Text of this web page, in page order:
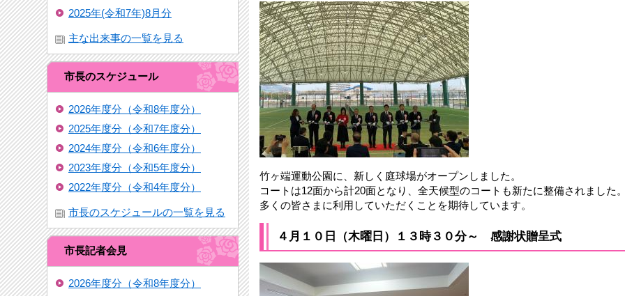
2025年(令和7年)8月分
主な出来事の一覧を見る
市長のスケジュール
2026年度分（令和8年度分）
2025年度分（令和7年度分）
2024年度分（令和6年度分）
2023年度分（令和5年度分）
2022年度分（令和4年度分）
市長のスケジュールの一覧を見る
市長記者会見
2026年度分（令和8年度分）
竹ヶ端運動公園に、新しく庭球場がオープンしました。
コートは12面から計20面となり、全天候型のコートも新たに整備されました。
多くの皆さまに利用していただくことを期待しています。
４月１０日（木曜日）１３時３０分～ 感謝状贈呈式